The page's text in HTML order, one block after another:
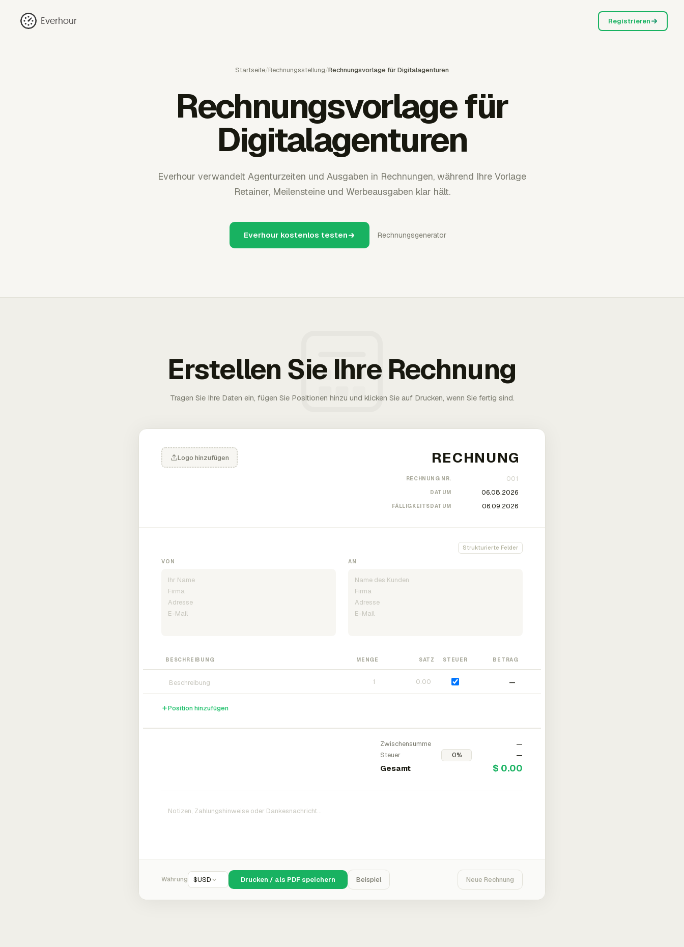
Everhour Registrieren
Startseite/Rechnungsstellung/Rechnungsvorlage für Digitalagenturen
Rechnungsvorlage für
Digitalagenturen
Everhour verwandelt Agenturzeiten und Ausgaben in Rechnungen, während Ihre Vorlage
Retainer, Meilensteine und Werbeausgaben klar hält.
Everhour kostenlos testen Rechnungsgenerator
Erstellen Sie Ihre Rechnung
Tragen Sie Ihre Daten ein, fügen Sie Positionen hinzu und klicken Sie auf Drucken, wenn Sie fertig sind.
Logo hinzufügen
RECHNUNG NR.
DATUM
FÄLLIGKEITSDATUM
Strukturierte Felder
VON AN
BESCHREIBUNG MENGE SATZ STEUER BETRAG
—
Position hinzufügen
Zwischensumme
—
Steuer
—
Gesamt $ 0.00
Währung $USD Drucken / als PDF speichern Beispiel Neue Rechnung